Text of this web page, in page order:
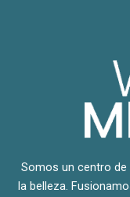
Somos un centro de
la belleza.